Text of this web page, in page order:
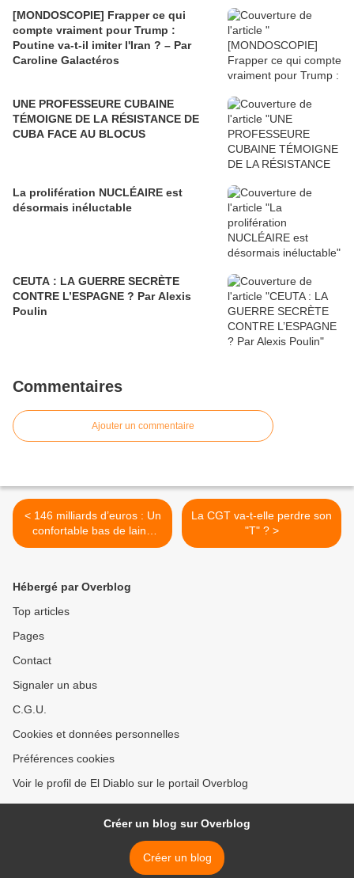
[MONDOSCOPIE] Frapper ce qui
compte vraiment pour Trump :
Poutine va-t-il imiter l'Iran ? – Par
Caroline Galactéros
UNE PROFESSEURE CUBAINE
TÉMOIGNE DE LA RÉSISTANCE DE
CUBA FACE AU BLOCUS
La prolifération NUCLÉAIRE est
désormais inéluctable
CEUTA : LA GUERRE SECRÈTE
CONTRE L’ESPAGNE ? Par Alexis
Poulin
Commentaires
Ajouter un commentaire
< 146 milliards d’euros : Un
confortable bas de laine
pour les géants du CAC 40
La CGT va-t-elle perdre son
"T" ? >
Hébergé par Overblog
Top articles
Pages
Contact
Signaler un abus
C.G.U.
Cookies et données personnelles
Préférences cookies
Voir le profil de El Diablo sur le portail Overblog
Créer un blog sur Overblog
Créer un blog